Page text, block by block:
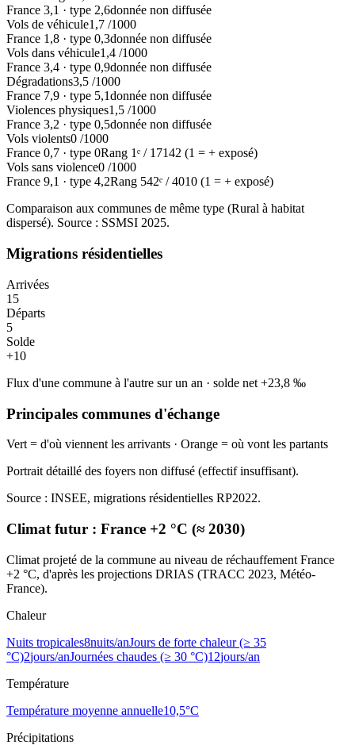
France 3,1 · type 2,6donnée non diffusée
Vols de véhicule1,7 /1000
France 1,8 · type 0,3donnée non diffusée
Vols dans véhicule1,4 /1000
France 3,4 · type 0,9donnée non diffusée
Dégradations3,5 /1000
France 7,9 · type 5,1donnée non diffusée
Violences physiques1,5 /1000
France 3,2 · type 0,5donnée non diffusée
Vols violents0 /1000
France 0,7 · type 0Rang 1ᵉ / 17142 (1 = + exposé)
Vols sans violence0 /1000
France 9,1 · type 4,2Rang 542ᵉ /4010 (1 = + exposé)
Comparaison aux communes de même type (Rural à habitat
dispersé). Source : SSMSI 2025.
Migrations résidentielles
Arrivées
15
Départs
5
Solde
+10
Flux d'une commune à l'autre sur un an · solde net +23,8 ‰
Principales communes d'échange
Vert = d'où viennent les arrivants · Orange = où vont les partants
Portrait détaillé des foyers non diffusé (effectif insuffisant).
Source : INSEE, migrations résidentielles RP2022.
Climat futur : France +2 °C (≈ 2030)
Climat projeté de la commune au niveau de réchauffement France
+2 °C, d'après les projections DRIAS (TRACC 2023, Météo-
France).
Chaleur
Nuits tropicales8nuits/anJours de forte chaleur (≥ 35
°C)2jours/anJournées chaudes (≥ 30 °C)12jours/an
Température
Température moyenne annuelle10,5°C
Précipitations